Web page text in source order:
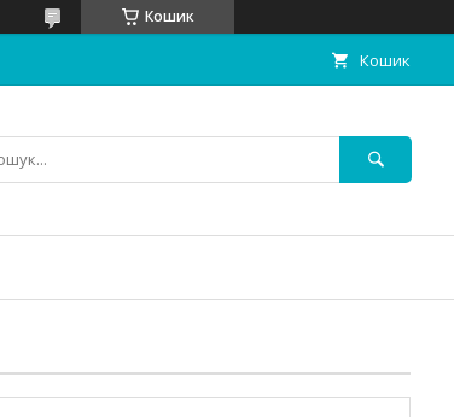
Кошик
Кошик